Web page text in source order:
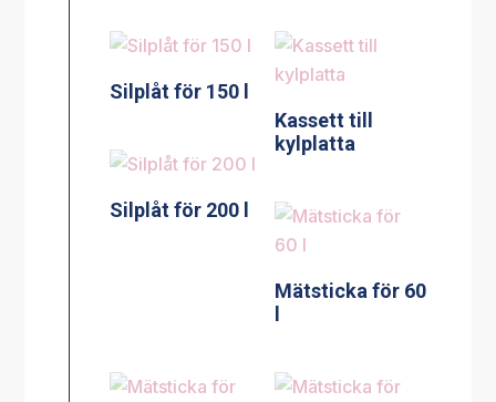
Silplåt för 150 l
Kassett till
kylplatta
Silplåt för 200 l
Mätsticka för 60
l